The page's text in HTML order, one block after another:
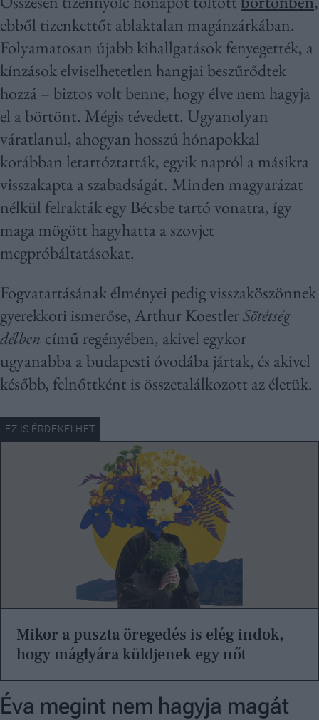
ebből tizenkettőt ablaktalan magánzárkában.
Folyamatosan újabb kihallgatások fenyegették, a
kínzások elviselhetetlen hangjai beszűrődtek
hozzá – biztos volt benne, hogy élve nem hagyja
el a börtönt. Mégis tévedett. Ugyanolyan
váratlanul, ahogyan hosszú hónapokkal
korábban letartóztatták, egyik napról a másikra
visszakapta a szabadságát. Minden magyarázat
nélkül felrakták egy Bécsbe tartó vonatra, így
maga mögött hagyhatta a szovjet
megpróbáltatásokat.
Fogvatartásának élményei pedig visszaköszönnek
gyerekkori ismerőse, Arthur KoestlerSötétség
délben című regényében, akivel egykor
ugyanabba a budapesti óvodába jártak, és akivel
később, felnőttként is összetalálkozott az életük.
Mikor a puszta öregedés is elég indok,
hogy máglyára küldjenek egy nőt
Éva megint nem hagyja magát